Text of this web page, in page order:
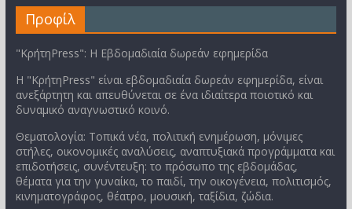
Προφίλ
"ΚρήτηPress": Η Εβδομαδιαία δωρεάν εφημερίδα
Η "ΚρήτηPress" είναι εβδομαδιαία δωρεάν εφημερίδα, είναι
ανεξάρτητη και απευθύνεται σε ένα ιδιαίτερα ποιοτικό και
δυναμικό αναγνωστικό κοινό.
Θεματολογία: Τοπικά νέα, πολιτική ενημέρωση, μόνιμες
στήλες, οικονομικές αναλύσεις, αναπτυξιακά προγράμματα και
επιδοτήσεις, συνέντευξη: το πρόσωπο της εβδομάδας,
θέματα για την γυναίκα, το παιδί, την οικογένεια, πολιτισμός,
κινηματογράφος, θέατρο, μουσική, ταξίδια, ζώδια.